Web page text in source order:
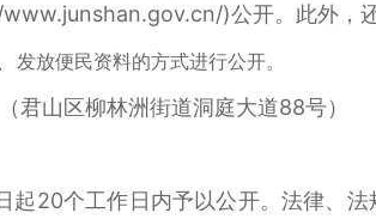
)公开。此外，还
发放便民资料的方式进行公开。
山区柳林洲街道洞庭大道88号）
20个工作日内予以公开。法律、法